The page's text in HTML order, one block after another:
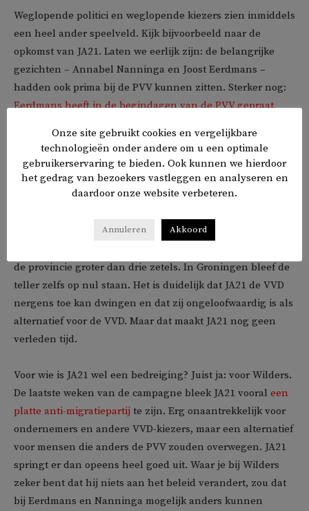
Weglopende politici en weglopende kiezers zien inmiddels
een heel ander speelveld. Kijk bijvoorbeeld naar de
opkomst van JA21. Laten we eerlijk zijn: de belangrijke
gezichten – Annabel Nanninga en Joost Eerdmans –
hadden ook prima bij de PVV kunnen zitten. Sterker nog:
Eerdmans heeft in de begindagen van de PVV gepraat
zijn dus kleiner dan campagne-retoriek wellicht
suggereert.
We zouden natuurlijk kunnen beweren dat JA21 is mislukt.
liberalen dwingen over rechts te gaan besturen. Dat lukt
de provincie groter dan drie zetels. In Groningen bleef de
teller zelfs op nul staan. Het is duidelijk dat JA21 de VVD
nergens toe kan dwingen en dat zij ongeloofwaardig is als
alternatief voor de VVD. Maar dat maakt JA21 nog geen
verleden tijd.
Voor wie is JA21 wel een bedreiging? Juist ja: voor Wilders.
De laatste weken van de campagne bleek JA21 vooral een
platte anti-migratiepartij te zijn. Erg onaantrekkelijk voor
ondernemers en andere VVD-kiezers, maar een alternatief
voor mensen die anders de PVV zouden overwegen. JA21
springt er dan opeens heel goed uit. Waar je bij Wilders
zeker bent dat hij niets aan het beleid verandert, zou dat
bij Eerdmans en Nanninga mogelijk anders kunnen
Onze site gebruikt cookies en vergelijkbare
technologieën onder andere om u een optimale
gebruikerservaring te bieden. Ook kunnen we hierdoor
het gedrag van bezoekers vastleggen en analyseren en
daardoor onze website verbeteren.
Annuleren Akkoord